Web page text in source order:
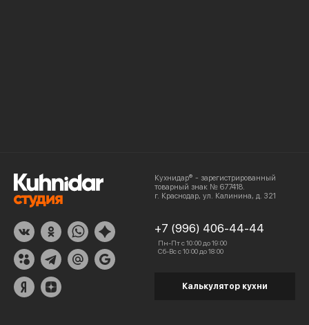
Кухнидар® - зарегистрированный
товарный знак № 677418.
г. Краснодар, ул. Калинина, д. 321
+7 (996) 406-44-44
Пн-Пт с 10:00 до 19:00
Сб-Вс с 10:00 до 18:00
Калькулятор кухни